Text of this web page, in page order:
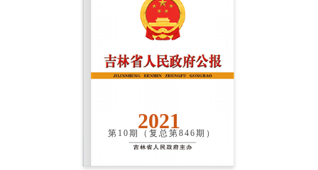
2021
第10期（复总第846期）